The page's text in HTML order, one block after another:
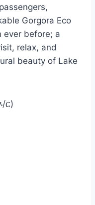
Gorgora Eco
ever before; a
relax, and
beauty of Lake
ር)